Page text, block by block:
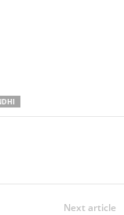
Next article